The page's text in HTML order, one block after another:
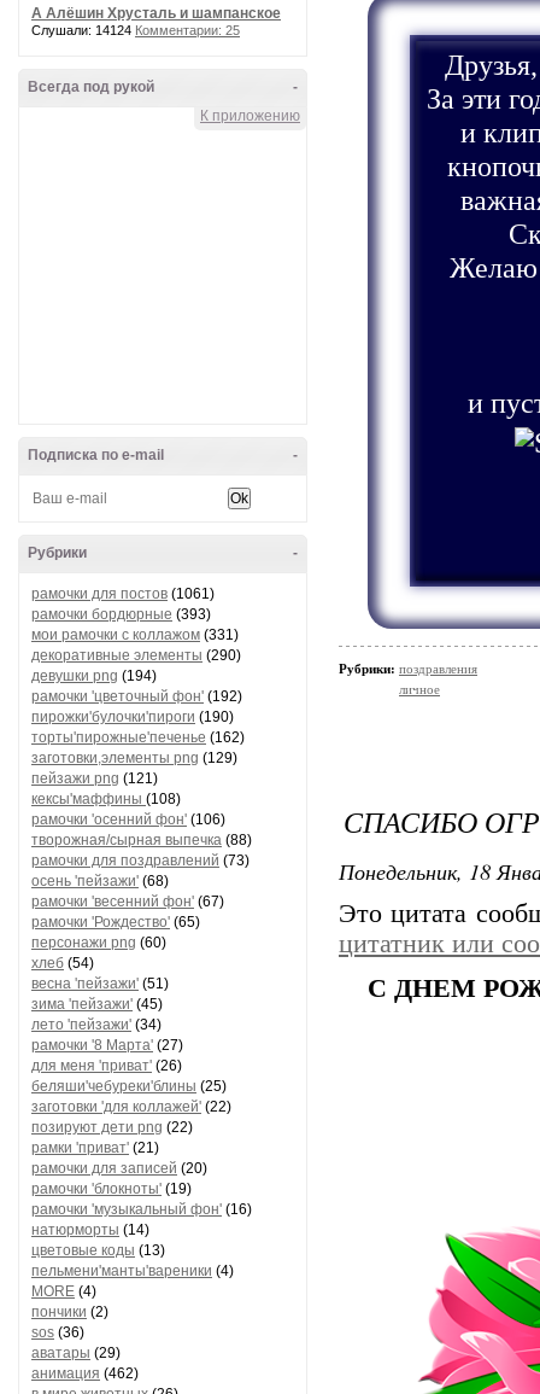
А Алёшин Хрусталь и шампанское
Слушали: 14124 Комментарии: 25
-
Всегда под рукой
К приложению
-
Подписка по e-mail
-
Рубрики
рамочки для постов (1061)
рамочки бордюрные (393)
мои рамочки с коллажом (331)
декоративные элементы (290)
девушки png (194)
рамочки 'цветочный фон' (192)
пирожки'булочки'пироги (190)
торты'пирожные'печенье (162)
заготовки,элементы png (129)
пейзажи png (121)
кексы'маффины (108)
рамочки 'осенний фон' (106)
творожная/сырная выпечка (88)
рамочки для поздравлений (73)
осень 'пейзажи' (68)
рамочки 'весенний фон' (67)
рамочки 'Рождество' (65)
персонажи png (60)
хлеб (54)
весна 'пейзажи' (51)
зима 'пейзажи' (45)
лето 'пейзажи' (34)
рамочки '8 Марта' (27)
для меня 'приват' (26)
беляши'чебуреки'блины (25)
заготовки 'для коллажей' (22)
позируют дети png (22)
рамки 'приват' (21)
рамочки для записей (20)
рамочки 'блокноты' (19)
рамочки 'музыкальный фон' (16)
натюрморты (14)
цветовые коды (13)
пельмени'манты'вареники (4)
MORE (4)
пончики (2)
sos (36)
аватары (29)
анимация (462)
За эти
и
Желаю
и
Рубрики: поздравления
личное
СПАСИБО
Понедельник, 18
Это цитата
цитатник или
С ДНЕМ